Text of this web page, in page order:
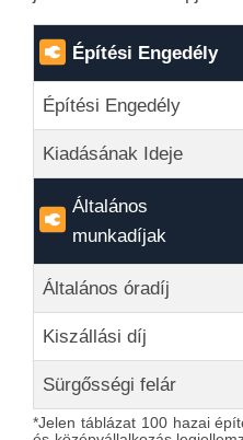
Építési Engedély
Építési Engedély
Kiadásának Ideje
Általános
munkadíjak
Általános óradíj
Kiszállási díj
Sürgősségi felár
*Jelen táblázat 100 hazai